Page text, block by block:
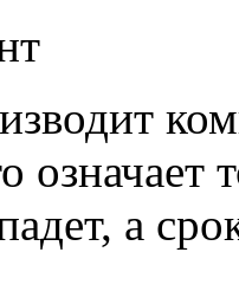
означает
а